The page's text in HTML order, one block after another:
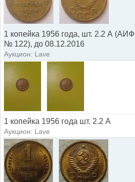
1 копейка 1956 года, шт. 2.2 А (АИФ
№ 122), до 08.12.2016
Аукцион: Lave
1 копейка 1956 года шт. 2.2 А
Аукцион: Lave